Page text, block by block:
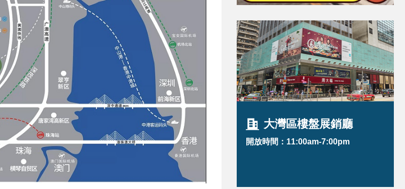
大灣區樓盤展銷廳
開放時間：11:00am-7:00pm